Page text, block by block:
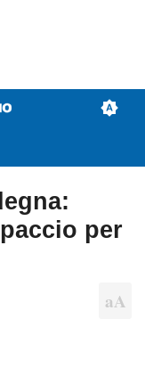
per